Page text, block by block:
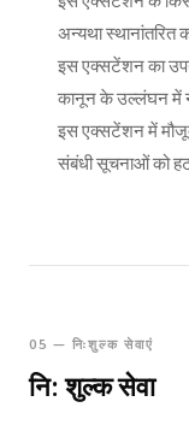
अन्यथा स्थानांतरित
इस एक्सटेंशन का
कानून के उल्लंघन में
इस एक्सटेंशन में मौजूद
संबंधी सूचनाओं को
05 — निःशुल्क सेवाएं
नि: शुल्क सेवा